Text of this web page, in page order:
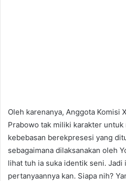
Oleh karenanya, Anggota Komisi
Prabowo tak miliki karakter untuk
kebebasan berekpresesi yang
sebagaimana dilaksanakan oleh
lihat tuh ia suka identik seni. Jadi
pertanyaannya kan. Siapa nih?